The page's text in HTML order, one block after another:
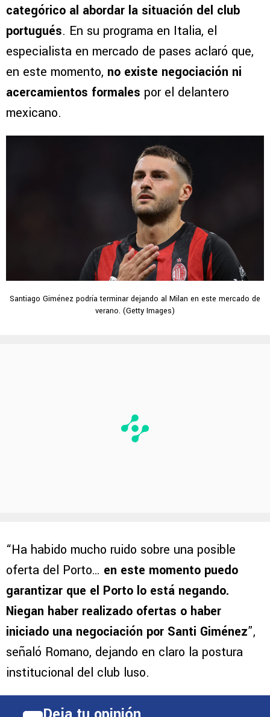
categórico al abordar la situación del club
portugués. En su programa en Italia, el
especialista en mercado de pases aclaró que,
en este momento, no existe negociación ni
acercamientos formales por el delantero
mexicano.
Santiago Giménez podría terminar dejando al Milan en este mercado de
verano. (Getty Images)
“Ha habido mucho ruido sobre una posible
oferta del Porto… en este momento puedo
garantizar que el Porto lo está negando.
Niegan haber realizado ofertas o haber
iniciado una negociación por Santi Giménez”,
señaló Romano, dejando en claro la postura
institucional del club luso.